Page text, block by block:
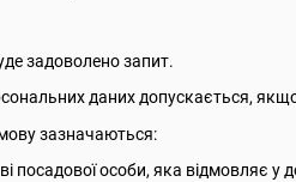
задоволено запит.
даних допускається,
зазначаються:
посадової особи, яка відмовляє у